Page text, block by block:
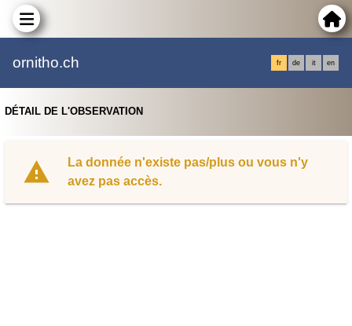
ornitho.ch fr de it en
DÉTAIL DE L'OBSERVATION
La donnée n'existe pas/plus ou vous n'y
avez pas accès.